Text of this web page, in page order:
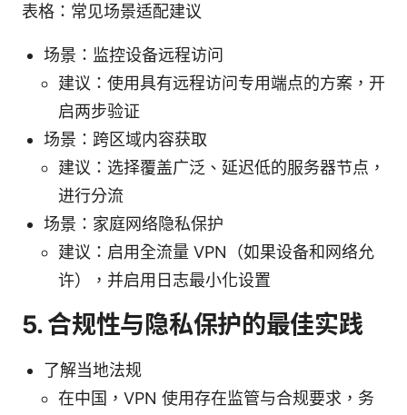
表格：常见场景适配建议
场景：监控设备远程访问
建议：使用具有远程访问专用端点的方案，开
启两步验证
场景：跨区域内容获取
建议：选择覆盖广泛、延迟低的服务器节点，
进行分流
场景：家庭网络隐私保护
建议：启用全流量 VPN（如果设备和网络允
许），并启用日志最小化设置
5. 合规性与隐私保护的最佳实践
了解当地法规
在中国，VPN 使用存在监管与合规要求，务